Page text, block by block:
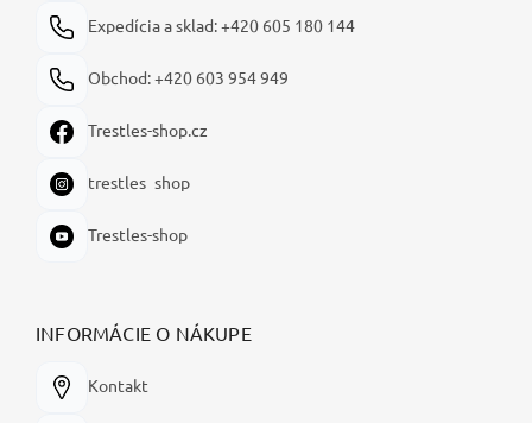
Expedícia a sklad: +420 605 180 144
Obchod: +420 603 954 949
Trestles-shop.cz
trestles_shop
Trestles-shop
INFORMÁCIE O NÁKUPE
Kontakt